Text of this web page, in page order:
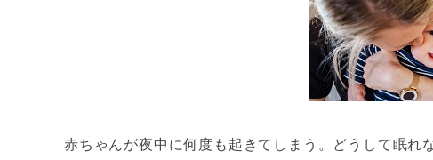
赤ちゃんが夜中に何度も起きてしまう。どうして眠れ